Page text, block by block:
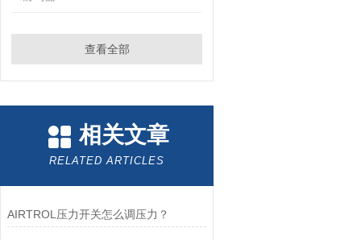
查看全部
相关文章
RELATED ARTICLES
AIRTROL压力开关怎么调压力？